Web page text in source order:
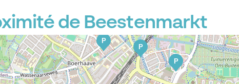
de Beestenmarkt
P
P
P